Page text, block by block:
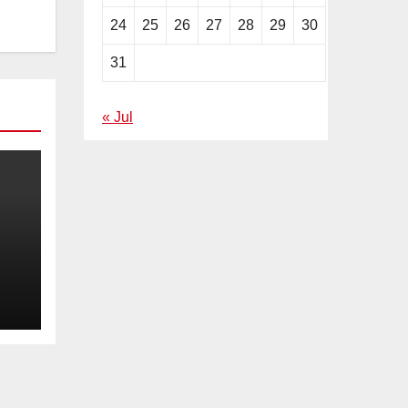
24 25 26 27 28 29 30
31
« Jul